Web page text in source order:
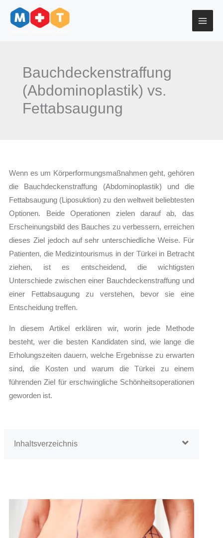
Inhalt
Bauchdeckenstraffung
(Abdominoplastik) vs.
Fettabsaugung
Wenn es um Körperformungsmaßnahmen geht, gehören
die Bauchdeckenstraffung (Abdominoplastik) und die
Fettabsaugung (Liposuktion) zu den weltweit beliebtesten
Optionen. Beide Operationen zielen darauf ab, das
Erscheinungsbild des Bauches zu verbessern, erreichen
dieses Ziel jedoch auf sehr unterschiedliche Weise. Für
Patienten, die Medizintourismus in der Türkei in Betracht
ziehen, ist es entscheidend, die wichtigsten
Unterschiede zwischen einer Bauchdeckenstraffung und
einer Fettabsaugung zu verstehen, bevor sie eine
Entscheidung treffen.
In diesem Artikel erklären wir, worin jede Methode
besteht, wer die besten Kandidaten sind, wie lange die
Erholungszeiten dauern, welche Ergebnisse zu erwarten
sind, die Kosten und warum die Türkei zu einem
führenden Ziel für erschwingliche Schönheitsoperationen
geworden ist.
Inhaltsverzeichnis